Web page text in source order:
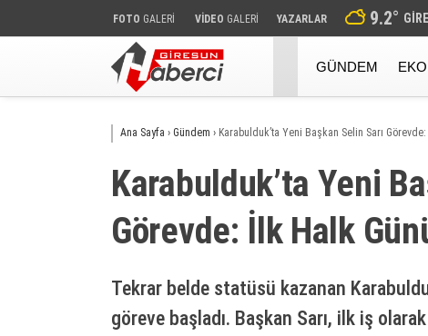
FOTO GALERİ VİDEO GALERİ YAZARLAR 9.2°
GÜNDEM
Ana Sayfa › Gündem › Karabulduk’ta Yeni Başkan Selin Sarı
Karabulduk’ta Yeni
Görevde: İlk Halk
Tekrar belde statüsü kazanan
göreve başladı. Başkan Sarı, ilk iş